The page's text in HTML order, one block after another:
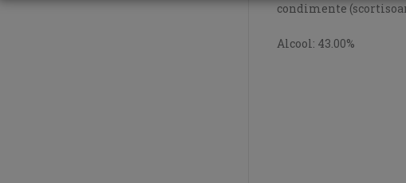
condimente
Alcool: 43.00%